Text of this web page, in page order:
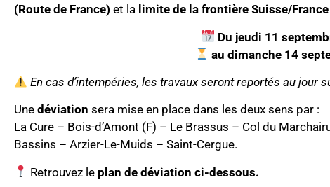
(Route de France) et la limite de la frontière Suisse/France
Du jeudi 11
au dimanche 14
En cas d’intempéries, les travaux seront reportés au jour
Une déviation sera mise en place dans les deux sens par :
La Cure – Bois-d’Amont (F) – Le Brassus – Col du
Bassins – Arzier-Le-Muids – Saint-Cergue.
Retrouvez le plan de déviation ci-dessous.